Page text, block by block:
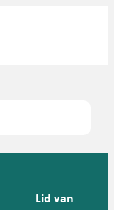
Lid van